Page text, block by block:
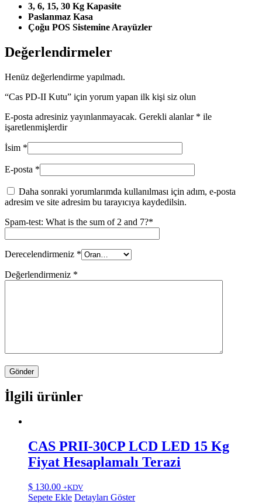
3, 6, 15, 30 Kg Kapasite
Paslanmaz Kasa
Çoğu POS Sistemine Arayüzler
Değerlendirmeler
Henüz değerlendirme yapılmadı.
“Cas PD-II Kutu” için yorum yapan ilk kişi siz olun
E-posta adresiniz yayınlanmayacak. Gerekli alanlar * ile
işaretlenmişlerdir
İsim *
E-posta *
Daha sonraki yorumlarımda kullanılması için adım, e-posta
adresim ve site adresim bu tarayıcıya kaydedilsin.
Spam-test: What is the sum of 2 and 7?*
Derecelendirmeniz *
Değerlendirmeniz *
İlgili ürünler
CAS PRII-30CP LCD LED 15 Kg
Fiyat Hesaplamalı Terazi
$ 130.00 +KDV
Sepete Ekle Detayları Göster